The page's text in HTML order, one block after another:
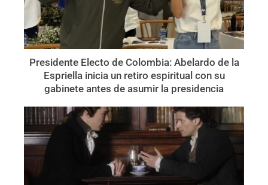
Presidente Electo de Colombia: Abelardo de la
Espriella inicia un retiro espiritual con su
gabinete antes de asumir la presidencia